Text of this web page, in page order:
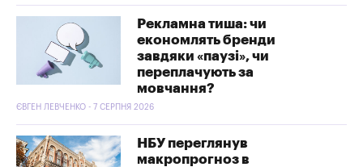
Рекламна тиша: чи
економлять бренди
завдяки «паузі», чи
переплачують за
мовчання?
ЄВГЕН ЛЕВЧЕНКО - 7 СЕРПНЯ 2026
НБУ переглянув
макропрогноз в